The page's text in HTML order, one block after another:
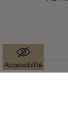
Accessibilité